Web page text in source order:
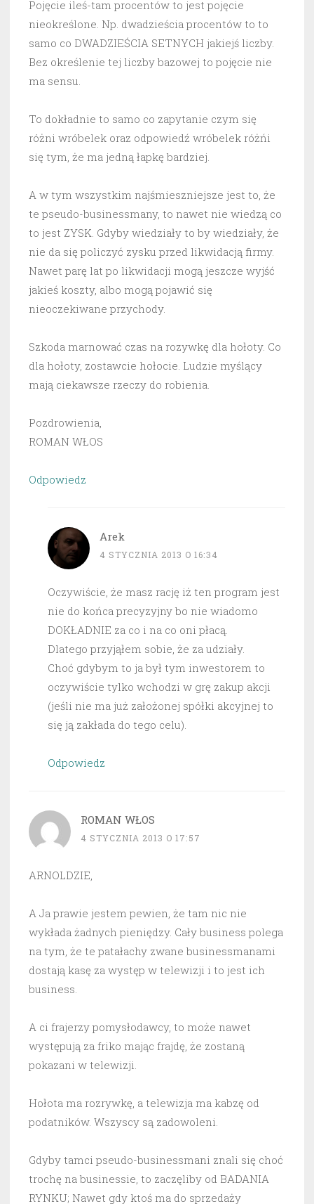
Pojęcie ileś-tam procentów to jest pojęcie
nieokreślone. Np. dwadzieścia procentów to to
samo co DWADZIEŚCIA SETNYCH jakiejś liczby.
Bez określenie tej liczby bazowej to pojęcie nie
ma sensu.
To dokładnie to samo co zapytanie czym się
różni wróbelek oraz odpowiedź wróbelek różńi
się tym, że ma jedną łapkę bardziej.
A w tym wszystkim najśmieszniejsze jest to, że
te pseudo-businessmany, to nawet nie wiedzą co
to jest ZYSK. Gdyby wiedziały to by wiedziały, że
nie da się policzyć zysku przed likwidacją firmy.
Nawet parę lat po likwidacji mogą jeszcze wyjść
jakieś koszty, albo mogą pojawić się
nieoczekiwane przychody.
Szkoda marnować czas na rozywkę dla hołoty. Co
dla hołoty, zostawcie hołocie. Ludzie myślący
mają ciekawsze rzeczy do robienia.
Pozdrowienia,
ROMAN WŁOS
Odpowiedz
Arek
4 STYCZNIA 2013 O 16:34
Oczywiście, że masz rację iż ten program jest
nie do końca precyzyjny bo nie wiadomo
DOKŁADNIE za co i na co oni płacą.
Dlatego przyjąłem sobie, że za udziały.
Choć gdybym to ja był tym inwestorem to
oczywiście tylko wchodzi w grę zakup akcji
(jeśli nie ma już założonej spółki akcyjnej to
się ją zakłada do tego celu).
Odpowiedz
ROMAN WŁOS
4 STYCZNIA 2013 O 17:57
ARNOLDZIE,
A Ja prawie jestem pewien, że tam nic nie
wykłada żadnych pieniędzy. Cały business polega
na tym, że te patałachy zwane businessmanami
dostają kasę za występ w telewizji i to jest ich
business.
A ci frajerzy pomysłodawcy, to może nawet
występują za friko mając frajdę, że zostaną
pokazani w telewizji.
Hołota ma rozrywkę, a telewizja ma kabzę od
podatników. Wszyscy są zadowoleni.
Gdyby tamci pseudo-businessmani znali się choć
trochę na businessie, to zaczęliby od BADANIA
RYNKU; Nawet gdy ktoś ma do sprzedaży